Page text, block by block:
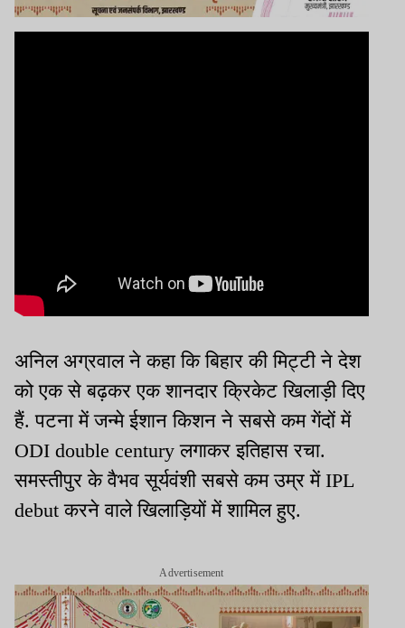
अनिल अग्रवाल ने कहा कि बिहार की मिट्टी ने देश
को एक से बढ़कर एक शानदार क्रिकेट खिलाड़ी दिए
हैं. पटना में जन्मे ईशान किशन ने सबसे कम गेंदों में
ODI double century लगाकर इतिहास रचा.
समस्तीपुर के वैभव सूर्यवंशी सबसे कम उम्र में IPL
debut करने वाले खिलाड़ियों में शामिल हुए.
Advertisement